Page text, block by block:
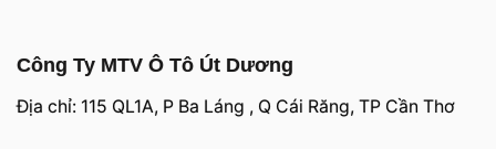
Công Ty MTV Ô Tô Út Dương
Địa chỉ: 115 QL1A, P Ba Láng , Q Cái Răng, TP Cần Thơ